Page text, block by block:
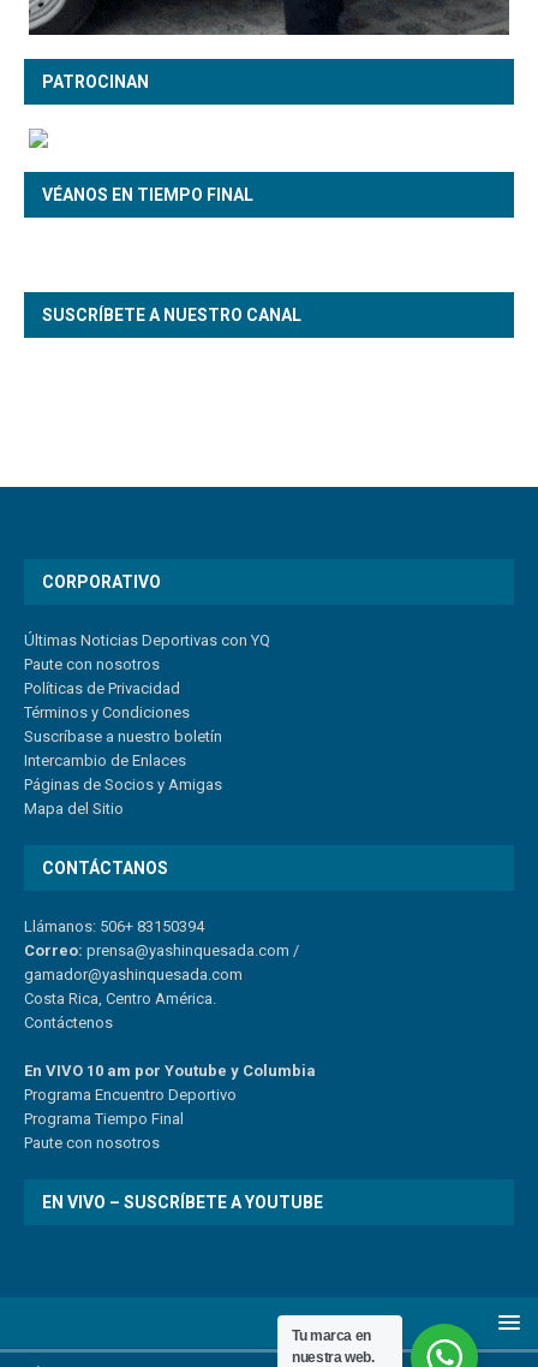
PATROCINAN
VÉANOS EN TIEMPO FINAL
SUSCRÍBETE A NUESTRO CANAL
CORPORATIVO
Últimas Noticias Deportivas con YQ
Paute con nosotros
Políticas de Privacidad
Términos y Condiciones
Suscríbase a nuestro boletín
Intercambio de Enlaces
Páginas de Socios y Amigas
Mapa del Sitio
CONTÁCTANOS
Llámanos: 506+ 83150394
Correo: prensa@yashinquesada.com /
gamador@yashinquesada.com
Costa Rica, Centro América.
Contáctenos
En VIVO 10 am por Youtube y Columbia
Programa Encuentro Deportivo
Programa Tiempo Final
Paute con nosotros
EN VIVO – SUSCRÍBETE A YOUTUBE
Tu marca en
nuestra web.